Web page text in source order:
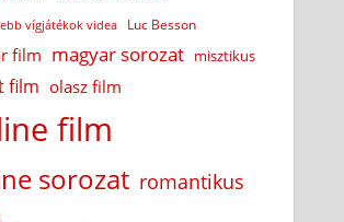
vígjátékok videa Luc Besson
film magyar sorozat misztikus
film olasz film
film
sorozat romantikus